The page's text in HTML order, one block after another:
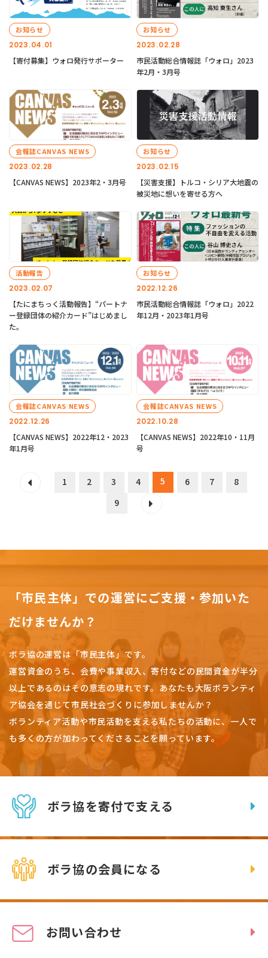
2023.04.01
お知らせ
【寄付募集】ウォロ発行サポーター
2023.02.28
お知らせ
市民活動総合情報誌「ウォロ」2023
年2月・3月号
2023.02.28
会報誌CANVAS NEWS
【CANVAS NEWS】2023年2・3月号
2023.02.15
お知らせ
【災害支援】トルコ・シリア大地震の
被災地に想いを寄せる方へ
2023.02.07
活動報告
【たにまちっく活動報告】“パートナ
ー登録団体の紹介カード”はじめまし
た。
2022.12.26
お知らせ
市民活動総合情報誌「ウォロ」2022
年12月・2023年1月号
2022.12.26
会報誌CANVAS NEWS
【CANVAS NEWS】2022年12・2023
年1月号
2022.10.28
会報誌CANVAS NEWS
【CANVAS NEWS】2022年10・11月
号
1 2 3 4 5 6 7
8
9
「市民主体」での運営にご支援・参加いた
だけませんか？
ボラ協の運営は「市民主体」です。
運営資金のうち、会費や事業収入、寄付などの民間資金が半分
以上であるのはその意志の現れです。 あなたも大阪ボランティ
ア協会を通じて市民社会づくりに参加しませんか？
ボランティア活動や市民活動を支える私たちの活動に、一人で
も多くの方が加わってくださることを願っています。
ボラ協を寄付で支える
ボラ協の会員になる
お問い合わせ